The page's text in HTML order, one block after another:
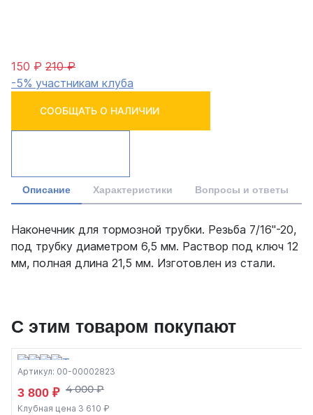
150 ₽ 210 ₽
-5% участникам клуба
СООБЩАТЬ О НАЛИЧИИ
Описание Характеристики Вопросы и ответы
Наконечник для тормозной трубки. Резьба 7/16"-20,
под трубку диаметром 6,5 мм. Раствор под ключ 12
мм, полная длина 21,5 мм. Изготовлен из стали.
С этим товаром покупают
Артикул: 00-00002823
3 800 ₽ 4 000 ₽
Клубная цена 3 610 ₽